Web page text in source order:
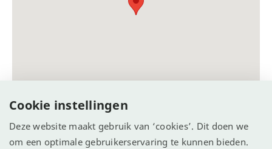
Cookie instellingen
Deze website maakt gebruik van ‘cookies’. Dit doen we
om een optimale gebruikerservaring te kunnen bieden.